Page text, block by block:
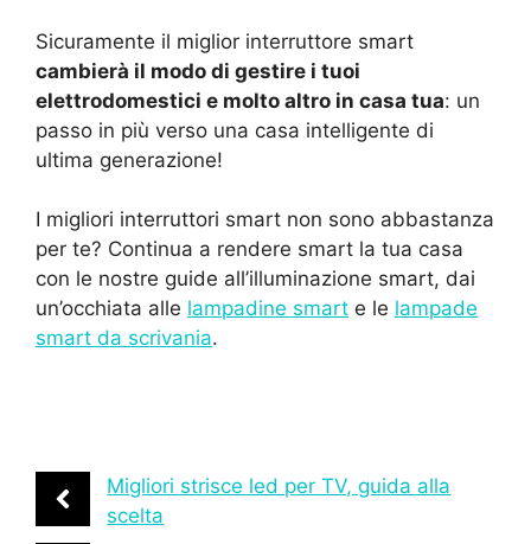
Sicuramente il miglior interruttore smart
cambierà il modo di gestire i tuoi
elettrodomestici e molto altro in casa tua: un
passo in più verso una casa intelligente di
ultima generazione!
I migliori interruttori smart non sono abbastanza
per te? Continua a rendere smart la tua casa
con le nostre guide all’illuminazione smart, dai
un’occhiata alle lampadine smart e le lampade
smart da scrivania.
Migliori strisce led per TV, guida alla
scelta